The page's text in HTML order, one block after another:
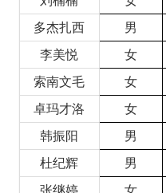
多杰扎西
男
李美悦
女
索南文毛
女
卓玛才洛
女
韩振阳
男
杜纪辉
男
张继婷
女